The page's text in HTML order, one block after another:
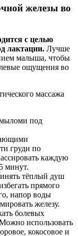
железы во
с целью
лактации. Лучше
малыша, чтобы
ощущения во
массажа
под
груди по
каждую
минут.
тёплый душ
прямого
напор воды
железу.
болевых
использовать
кокосовое и